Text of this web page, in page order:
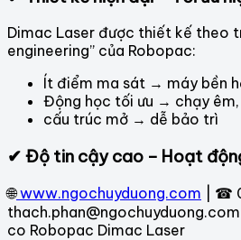
Dimac Laser được thiết kế theo
engineering” của Robopac:
Ít điểm ma sát → máy bền
Động học tối ưu → chạy êm,
cấu trúc mở → dễ bảo trì
✔ Độ tin cậy cao – Hoạt
🌐 www.ngochuyduong.com | ☎
co Robopac Dimac Laser